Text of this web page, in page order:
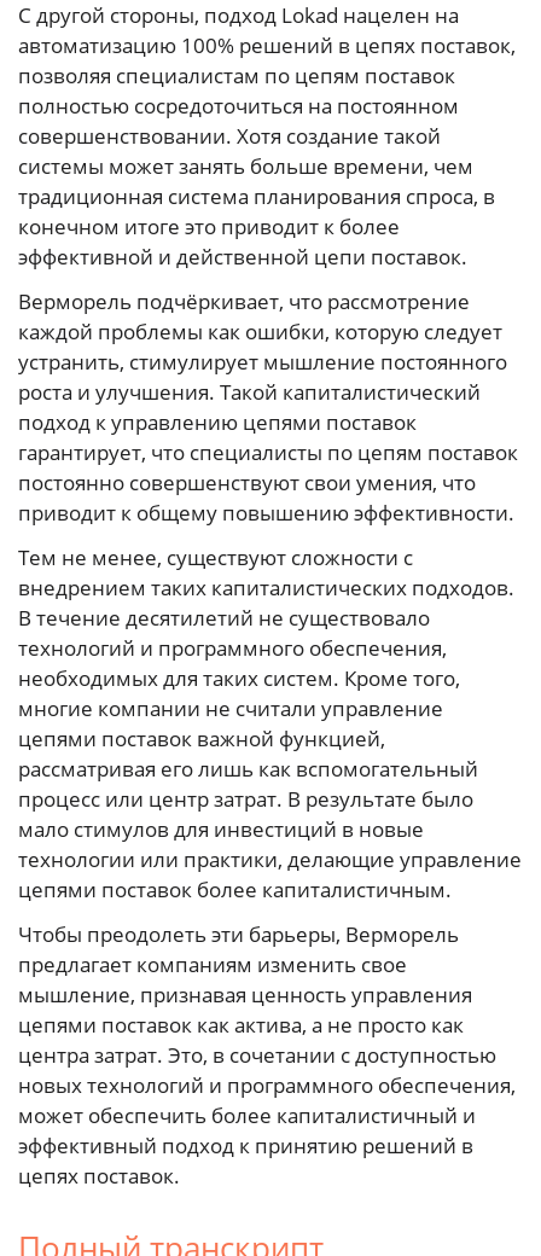
С другой стороны, подход Lokad нацелен на
автоматизацию 100% решений в цепях поставок,
позволяя специалистам по цепям поставок
полностью сосредоточиться на постоянном
совершенствовании. Хотя создание такой
системы может занять больше времени, чем
традиционная система планирования спроса, в
конечном итоге это приводит к более
эффективной и действенной цепи поставок.
Верморель подчёркивает, что рассмотрение
каждой проблемы как ошибки, которую следует
устранить, стимулирует мышление постоянного
роста и улучшения. Такой капиталистический
подход к управлению цепями поставок
гарантирует, что специалисты по цепям поставок
постоянно совершенствуют свои умения, что
приводит к общему повышению эффективности.
Тем не менее, существуют сложности с
внедрением таких капиталистических подходов.
В течение десятилетий не существовало
технологий и программного обеспечения,
необходимых для таких систем. Кроме того,
многие компании не считали управление
цепями поставок важной функцией,
рассматривая его лишь как вспомогательный
процесс или центр затрат. В результате было
мало стимулов для инвестиций в новые
технологии или практики, делающие управление
цепями поставок более капиталистичным.
Чтобы преодолеть эти барьеры, Верморель
предлагает компаниям изменить свое
мышление, признавая ценность управления
цепями поставок как актива, а не просто как
центра затрат. Это, в сочетании с доступностью
новых технологий и программного обеспечения,
может обеспечить более капиталистичный и
эффективный подход к принятию решений в
цепях поставок.